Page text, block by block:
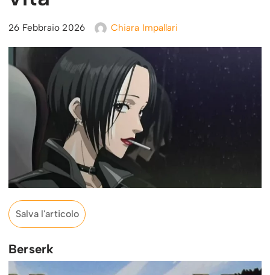
26 Febbraio 2026 Chiara Impallari
Salva l'articolo
Berserk